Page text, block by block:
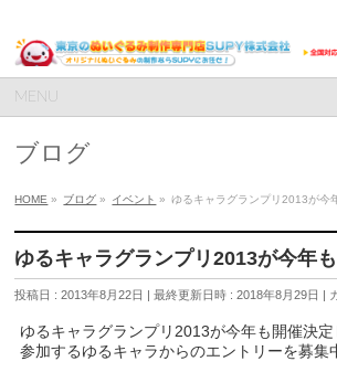
MENU
ブログ
HOME » ブログ » イベント » ゆるキャラグランプリ2013が今
ゆるキャラグランプリ2013が今年も
投稿日 : 2013年8月22日 最終更新日時 : 2018年8月29日
ゆるキャラグランプリ2013が今年も開催決
参加するゆるキャラからのエントリーを募集